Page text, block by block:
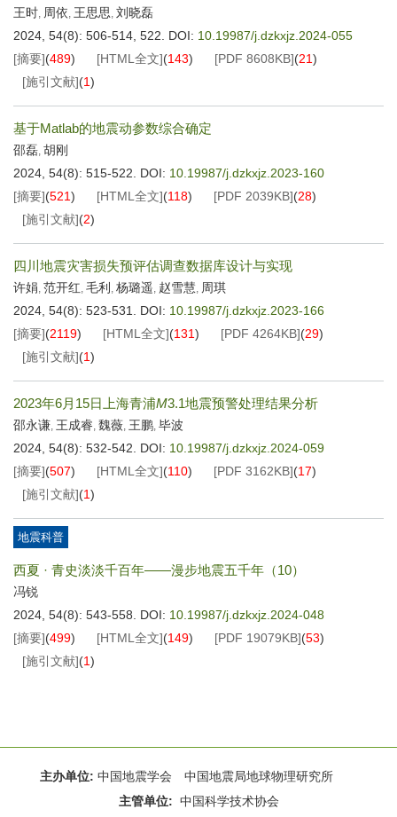
王时, 周依, 王思思, 刘晓磊
2024, 54(8): 506-514, 522.
DOI: 10.19987/j.dzkxjz.2024-055
[摘要](489) [HTML全文](143) [PDF 8608KB](21)
[施引文献](1)
基于Matlab的地震动参数综合确定
邵磊, 胡刚
2024, 54(8): 515-522.
DOI: 10.19987/j.dzkxjz.2023-160
[摘要](521) [HTML全文](118) [PDF 2039KB](28)
[施引文献](2)
四川地震灾害损失预评估调查数据库设计与实现
许娟, 范开红, 毛利 , 杨璐遥, 赵雪慧, 周琪
2024, 54(8): 523-531.
DOI: 10.19987/j.dzkxjz.2023-166
[摘要](2119) [HTML全文](131) [PDF 4264KB](29)
[施引文献](1)
2023年6月15日上海青浦M3.1地震预警处理结果分析
邵永谦, 王成睿, 魏薇, 王鹏, 毕波
2024, 54(8): 532-542.
DOI: 10.19987/j.dzkxjz.2024-059
[摘要](507) [HTML全文](110) [PDF 3162KB](17)
[施引文献](1)
地震科普
西夏 · 青史淡淡千百年——漫步地震五千年（10）
冯锐
2024, 54(8): 543-558.
DOI: 10.19987/j.dzkxjz.2024-048
[摘要](499) [HTML全文](149) [PDF 19079KB](53)
[施引文献](1)
主办单位: 中国地震学会 中国地震局地球物理研究所
主管单位: 中国科学技术协会